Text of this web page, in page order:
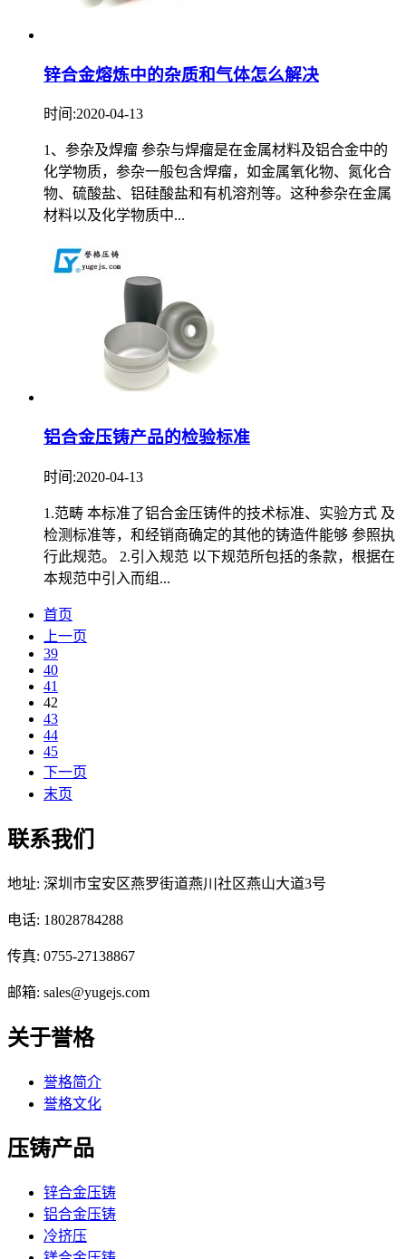
锌合金熔炼中的杂质和气体怎么解决
时间:2020-04-13
1、参杂及焊瘤 参杂与焊瘤是在金属材料及铝合金中的
化学物质，参杂一般包含焊瘤，如金属氧化物、氮化合
物、硫酸盐、铝硅酸盐和有机溶剂等。这种参杂在金属
材料以及化学物质中...
铝合金压铸产品的检验标准
时间:2020-04-13
1.范畴 本标准了铝合金压铸件的技术标准、实验方式 及
检测标准等，和经销商确定的其他的铸造件能够 参照执
行此规范。 2.引入规范 以下规范所包括的条款，根据在
本规范中引入而组...
首页
上一页
39
40
41
42
43
44
45
下一页
末页
联系我们
地址: 深圳市宝安区燕罗街道燕川社区燕山大道3号
电话: 18028784288
传真: 0755-27138867
邮箱: sales@yugejs.com
关于誉格
誉格简介
誉格文化
压铸产品
锌合金压铸
铝合金压铸
冷挤压